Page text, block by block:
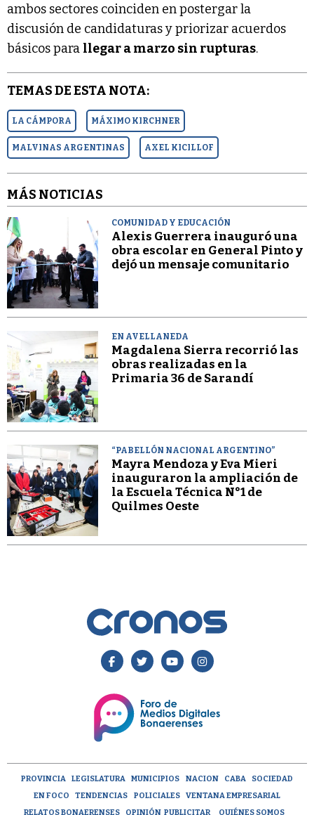
ambos sectores coinciden en postergar la
discusión de candidaturas y priorizar acuerdos
básicos para llegar a marzo sin rupturas.
TEMAS DE ESTA NOTA:
LA CÁMPORA MÁXIMO KIRCHNER
MALVINAS ARGENTINAS AXEL KICILLOF
MÁS NOTICIAS
COMUNIDAD Y EDUCACIÓN
Alexis Guerrera inauguró una
obra escolar en General Pinto y
dejó un mensaje comunitario
EN AVELLANEDA
Magdalena Sierra recorrió las
obras realizadas en la
Primaria 36 de Sarandí
“PABELLÓN NACIONAL ARGENTINO”
Mayra Mendoza y Eva Mieri
inauguraron la ampliación de
la Escuela Técnica N°1 de
Quilmes Oeste
PROVINCIA LEGISLATURA MUNICIPIOS NACION CABA
SOCIEDAD
EN FOCO
TENDENCIAS POLICIALES
VENTANA EMPRESARIAL
RELATOS BONAERENSES
OPINIÓN PUBLICITAR QUIÉNES SOMOS